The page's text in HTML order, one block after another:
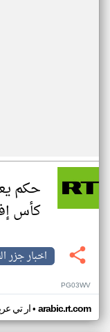
حكم
كأس
اخبار جزر
PG03WV
ار تي• arabic.rt.com